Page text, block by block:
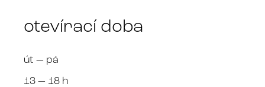
otevírací doba
út — pá
13 — 18 h